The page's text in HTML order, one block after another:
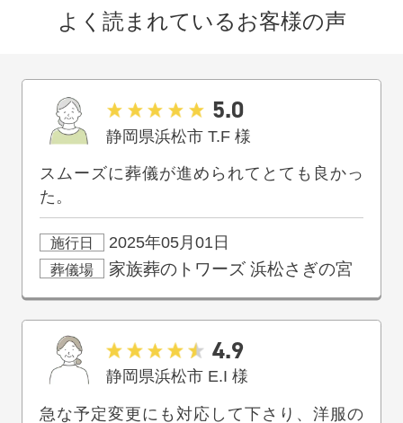
よく読まれているお客様の声
静岡県浜松市 T.F様
5.0
施行日 2025年05月01日
スムーズに葬儀が進められてとても良かっ
た。
葬儀場 家族葬のトワーズ 浜松さぎの宮
静岡県浜松市 E.I様
4.9
急な予定変更にも対応して下さり、洋服の